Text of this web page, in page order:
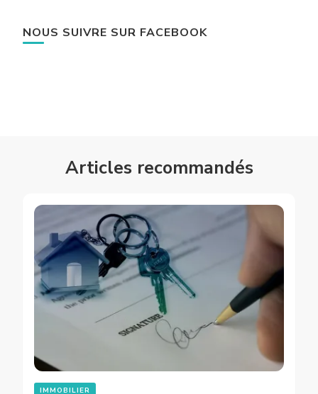
NOUS SUIVRE SUR FACEBOOK
Articles recommandés
IMMOBILIER